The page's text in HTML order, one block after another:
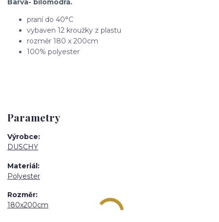
Barva- bílomodrá.
praní do 40°C
vybaven 12 kroužky z plastu
rozměr 180 x 200cm
100% polyester
Parametry
Výrobce
DUSCHY
Materiál
Polyester
Rozměr
180x200cm